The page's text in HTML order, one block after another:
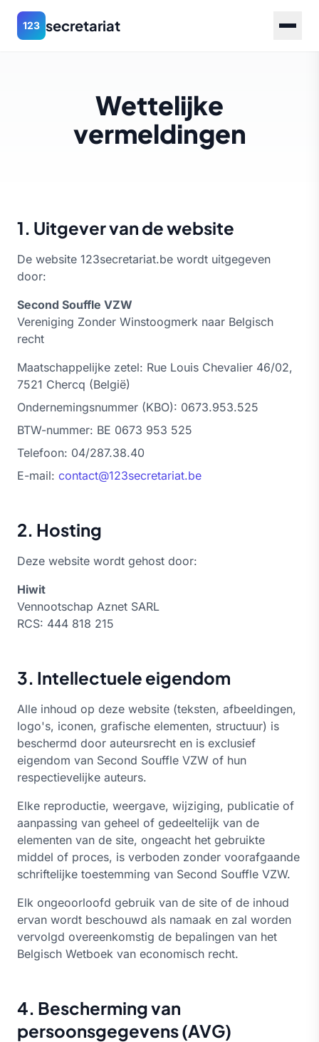
123 secretariat
Wettelijke
vermeldingen
1. Uitgever van de website
De website 123secretariat.be wordt uitgegeven
door:
Second Souffle VZW
Vereniging Zonder Winstoogmerk naar Belgisch
recht
Maatschappelijke zetel: Rue Louis Chevalier 46/02,
7521 Chercq (België)
Ondernemingsnummer (KBO): 0673.953.525
BTW-nummer: BE 0673 953 525
Telefoon: 04/287.38.40
E-mail: contact@123secretariat.be
2. Hosting
Deze website wordt gehost door:
Hiwit
Vennootschap Aznet SARL
RCS: 444 818 215
3. Intellectuele eigendom
Alle inhoud op deze website (teksten, afbeeldingen,
logo's, iconen, grafische elementen, structuur) is
beschermd door auteursrecht en is exclusief
eigendom van Second Souffle VZW of hun
respectievelijke auteurs.
Elke reproductie, weergave, wijziging, publicatie of
aanpassing van geheel of gedeeltelijk van de
elementen van de site, ongeacht het gebruikte
middel of proces, is verboden zonder voorafgaande
schriftelijke toestemming van Second Souffle VZW.
Elk ongeoorloofd gebruik van de site of de inhoud
ervan wordt beschouwd als namaak en zal worden
vervolgd overeenkomstig de bepalingen van het
Belgisch Wetboek van economisch recht.
4. Bescherming van
persoonsgegevens (AVG)